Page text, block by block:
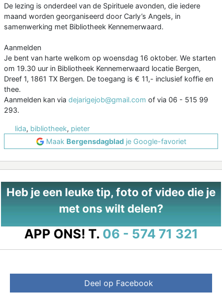
De lezing is onderdeel van de Spirituele avonden, die iedere
maand worden georganiseerd door Carly’s Angels, in
samenwerking met Bibliotheek Kennemerwaard.
Aanmelden
Je bent van harte welkom op woensdag 16 oktober. We starten
om 19.30 uur in Bibliotheek Kennemerwaard locatie Bergen,
Dreef 1, 1861 TX Bergen. De toegang is € 11,- inclusief koffie en
thee.
Aanmelden kan via dejarigejob@gmail.com of via 06 - 515 99
293.
lida, bibliotheek, pieter
Maak Bergensdagbladje Google-favoriet
Heb je een leuke tip, foto of video die je
met ons wilt delen?
APP ONS! T. 06 - 574 71 321
Deel op Facebook